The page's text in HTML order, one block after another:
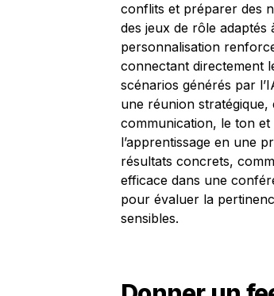
conflits et préparer des
des jeux de rôle
personnalisation
connectant directement
scénarios générés par
une réunion stratégique,
communication, le ton
l’apprentissage en une
résultats concrets,
efficace dans une
pour évaluer la
sensibles.